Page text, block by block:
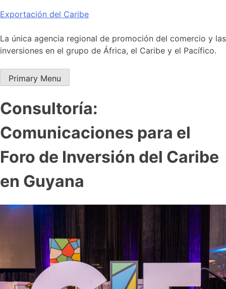
Skip
content
Exportación del Caribe
La única agencia regional de promoción del comercio y las
inversiones en el grupo de África, el Caribe y el Pacífico.
Primary Menu
Consultoría:
Comunicaciones para el
Foro de Inversión del Caribe
en Guyana